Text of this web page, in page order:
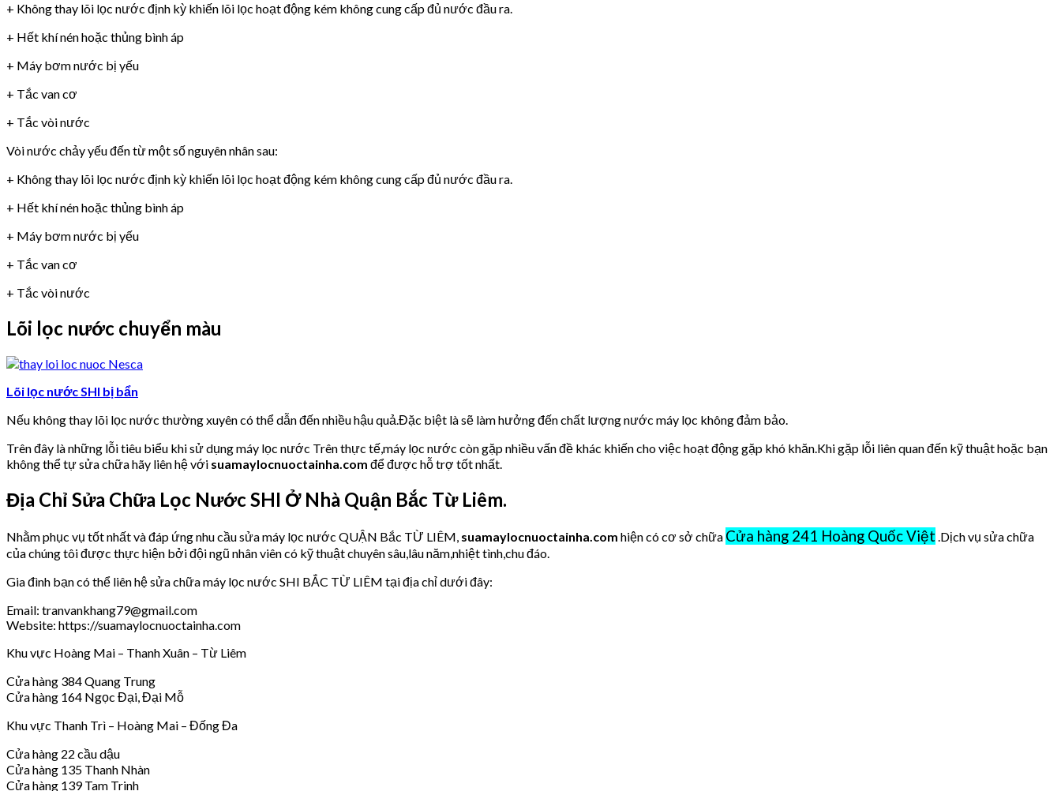
+ Không thay lõi lọc nước định kỳ khiến lõi lọc hoạt động kém không cung cấp đủ nước đầu ra.
+ Hết khí nén hoặc thủng bình áp
+ Máy bơm nước bị yếu
+ Tắc van cơ
+ Tắc vòi nước
Vòi nước chảy yếu đến từ một số nguyên nhân sau:
+ Không thay lõi lọc nước định kỳ khiến lõi lọc hoạt động kém không cung cấp đủ nước đầu ra.
+ Hết khí nén hoặc thủng bình áp
+ Máy bơm nước bị yếu
+ Tắc van cơ
+ Tắc vòi nước
Lõi lọc nước chuyển màu
Lõi lọc nước SHI bị bẩn
Nếu không thay lõi lọc nước thường xuyên có thể dẫn đến nhiều hậu quả.Đặc biệt là sẽ làm hưởng đến chất lượng nước máy lọc không đảm bảo.
Trên đây là những lỗi tiêu biểu khi sử dụng máy lọc nước Trên thực tế,máy lọc nước còn gặp nhiều vấn đề khác khiến cho việc hoạt động gặp khó khăn.Khi gặp lỗi liên quan đến kỹ thuật hoặc bạn
không thể tự sửa chữa hãy liên hệ với suamaylocnuoctainha.com để được hỗ trợ tốt nhất.
Địa Chỉ Sửa Chữa Lọc Nước SHI Ở Nhà Quận Bắc Từ Liêm.
Nhằm phục vụ tốt nhất và đáp ứng nhu cầu sửa máy lọc nước QUẬN Bắc TỪ LIÊM, suamaylocnuoctainha.com hiện có cơ sở chữa Cửa hàng 241 Hoàng Quốc Việt .Dịch vụ sửa chữa
của chúng tôi được thực hiện bởi đội ngũ nhân viên có kỹ thuật chuyên sâu,lâu năm,nhiệt tình,chu đáo.
Gia đình bạn có thể liên hệ sửa chữa máy lọc nước SHI BẮC TỪ LIÊM tại địa chỉ dưới đây:
Email: tranvankhang79@gmail.com
Website: https://suamaylocnuoctainha.com
Khu vực Hoàng Mai – Thanh Xuân – Từ Liêm
Cửa hàng 384 Quang Trung
Cửa hàng 164 Ngọc Đại, Đại Mỗ
Khu vực Thanh Trì – Hoàng Mai – Đống Đa
Cửa hàng 22 cầu dậu
Cửa hàng 135 Thanh Nhàn
Cửa hàng 139 Tam Trinh